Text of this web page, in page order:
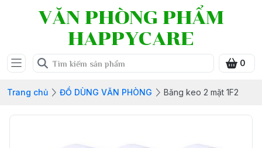
VĂN PHÒNG PHẨM
HAPPYCARE
0
Trang chủ ĐỒ DÙNG VĂN PHÒNG Băng keo 2 mặt 1F2